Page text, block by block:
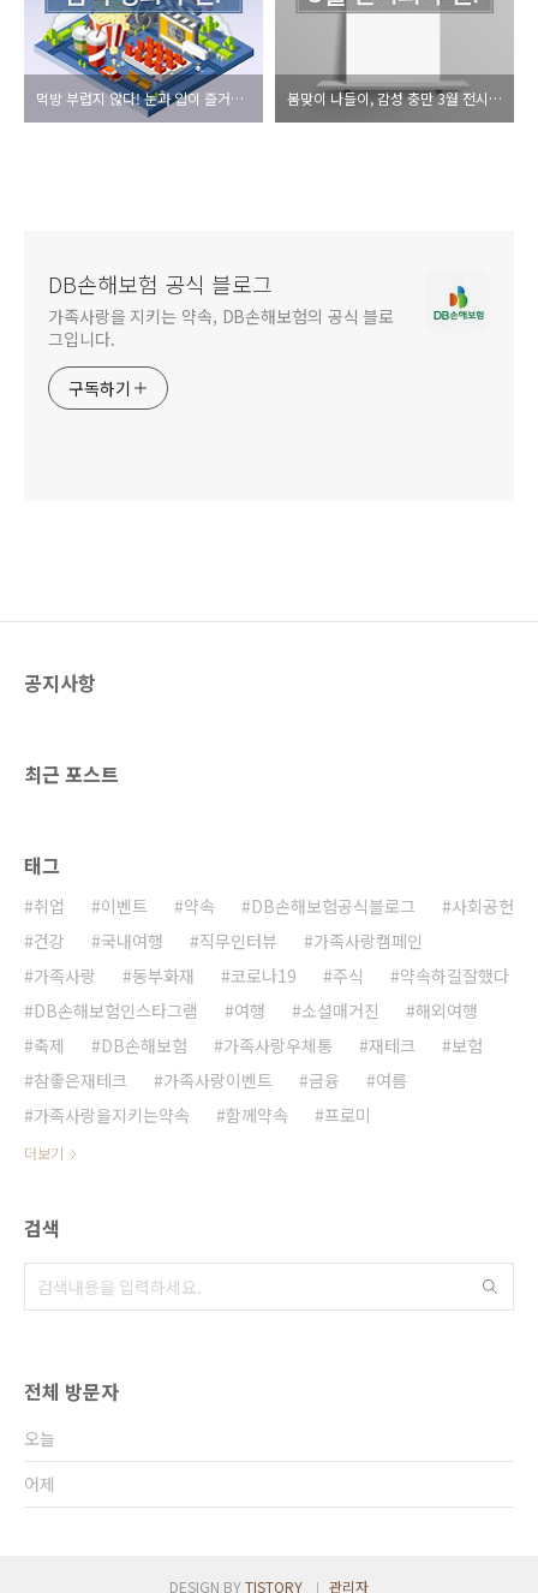
먹방 부럽지 않다! 눈과 입이 즐거운 음식 영화 추천! 봄맞이 나들이, 감성 충만 3월 전시회 추천!
DB손해보험 공식 블로그
가족사랑을 지키는 약속, DB손해보험의 공식 블로
그입니다.
구독하기
공지사항
최근 포스트
태그
취업 이벤트 약속 DB손해보험공식블로그
사회공헌
건강
국내여행 직무인터뷰
가족사랑캠페인
가족사랑
동부화재 코로나19 주식
약속하길잘했다
DB손해보험인스타그램
여행 소셜매거진
해외여행
축제
DB손해보험 가족사랑우체통 재테크
보험
참좋은재테크
가족사랑이벤트 금융
여름
가족사랑을지키는약속
함께약속 프로미
더보기
검색
전체 방문자
오늘
어제
DESIGN BYTISTORY 관리자